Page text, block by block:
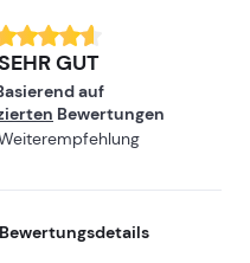
GUT
auf
Bewertungen
Bewertungsdetails